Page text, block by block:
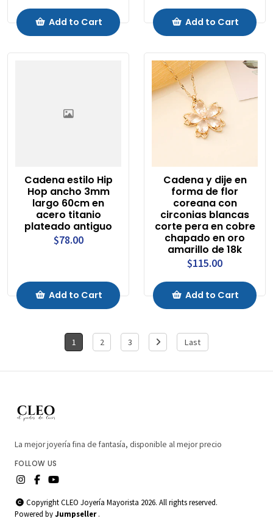
Add to Cart Add to Cart
Cadena estilo Hip
Hop ancho 3mm
largo 60cm en
acero titanio
plateado antiguo
$78.00
Add to Cart
Cadena y dije en
forma de flor
coreana con
circonias blancas
corte pera en cobre
chapado en oro
amarillo de 18k
$115.00
Add to Cart
1 2 3 Last
La mejor joyería fina de fantasía, disponible al mejor precio
FOLLOW US
Copyright CLEO Joyería Mayorista 2026. All rights reserved.
Powered byJumpseller .